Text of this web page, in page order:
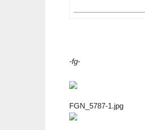
-fg-
FGN_5787-1.jpg